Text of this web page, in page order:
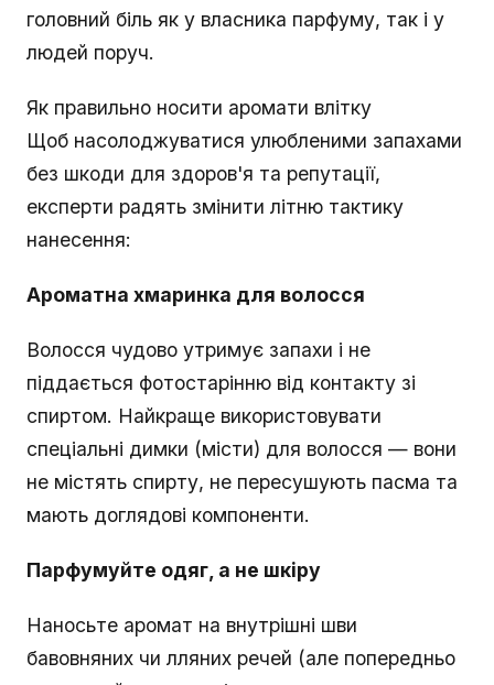
головний біль як у власника парфуму, так і у
людей поруч.
Як правильно носити аромати влітку
Щоб насолоджуватися улюбленими запахами
без шкоди для здоров'я та репутації,
експерти радять змінити літню тактику
нанесення:
Ароматна хмаринка для волосся
Волосся чудово утримує запахи і не
піддається фотостарінню від контакту зі
спиртом. Найкраще використовувати
спеціальні димки (місти) для волосся — вони
не містять спирту, не пересушують пасма та
мають доглядові компоненти.
Парфумуйте одяг, а не шкіру
Наносьте аромат на внутрішні шви
бавовняних чи лляних речей (але попередньо